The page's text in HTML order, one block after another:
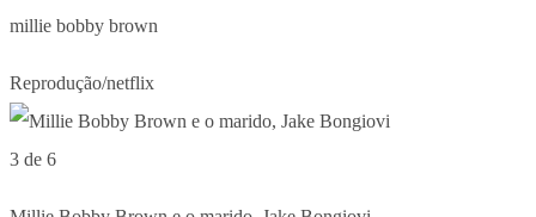
millie bobby brown
Reprodução/netflix
3 de 6